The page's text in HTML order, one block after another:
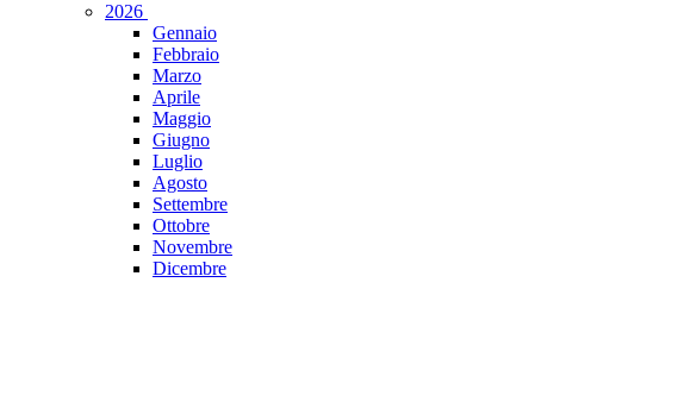
2026
Gennaio
Febbraio
Marzo
Aprile
Maggio
Giugno
Luglio
Agosto
Settembre
Ottobre
Novembre
Dicembre